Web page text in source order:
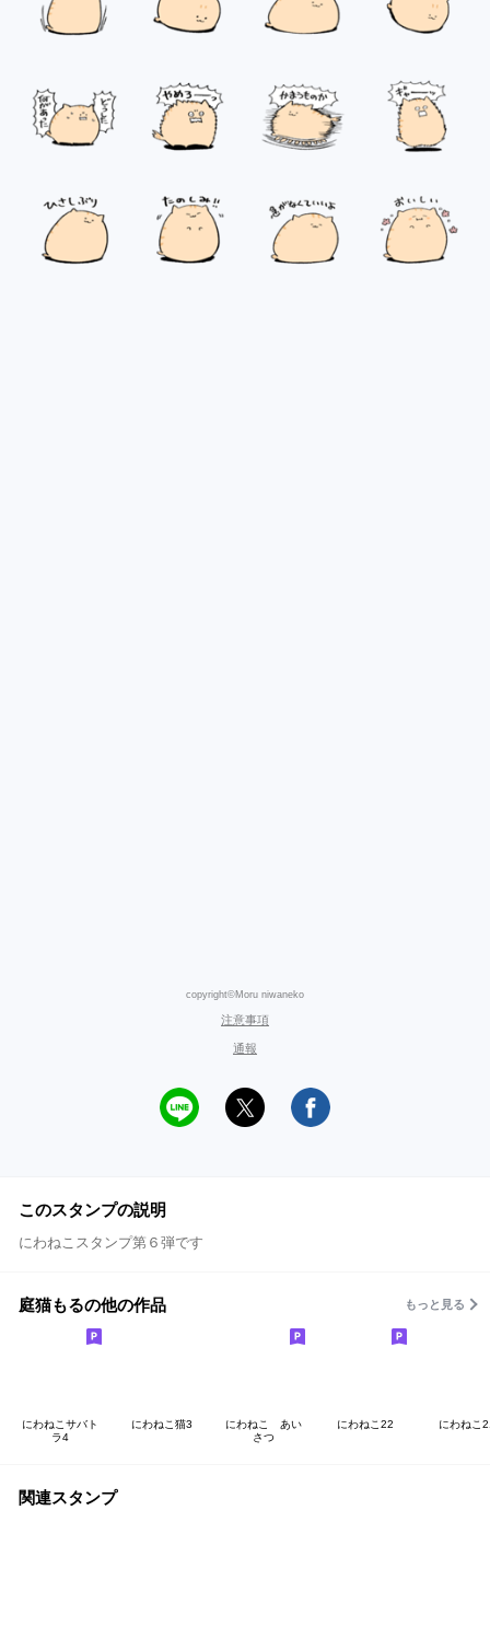
copyright©Moru niwaneko
注意事項
通報
このスタンプの説明
にわねこスタンプ第６弾です
庭猫もるの他の作品 もっと見る
にわねこサバト
ラ4
にわねこ猫3
にわねこ あい
さつ
にわねこ22 にわねこ
関連スタンプ